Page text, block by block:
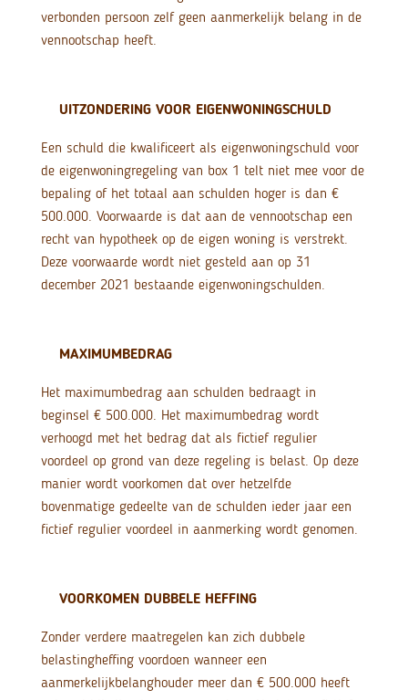
verbonden persoon zelf geen aanmerkelijk belang in de
vennootschap heeft.
UITZONDERING VOOR EIGENWONINGSCHULD
Een schuld die kwalificeert als eigenwoningschuld voor
de eigenwoningregeling van box 1 telt niet mee voor de
bepaling of het totaal aan schulden hoger is dan €
500.000. Voorwaarde is dat aan de vennootschap een
recht van hypotheek op de eigen woning is verstrekt.
Deze voorwaarde wordt niet gesteld aan op 31
december 2021 bestaande eigenwoningschulden.
MAXIMUMBEDRAG
Het maximumbedrag aan schulden bedraagt in
beginsel € 500.000. Het maximumbedrag wordt
verhoogd met het bedrag dat als fictief regulier
voordeel op grond van deze regeling is belast. Op deze
manier wordt voorkomen dat over hetzelfde
bovenmatige gedeelte van de schulden ieder jaar een
fictief regulier voordeel in aanmerking wordt genomen.
VOORKOMEN DUBBELE HEFFING
Zonder verdere maatregelen kan zich dubbele
belastingheffing voordoen wanneer een
aanmerkelijkbelanghouder meer dan € 500.000 heeft